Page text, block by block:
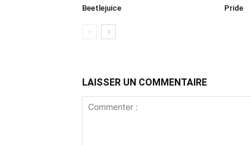
Beetlejuice Pride
LAISSER UN COMMENTAIRE